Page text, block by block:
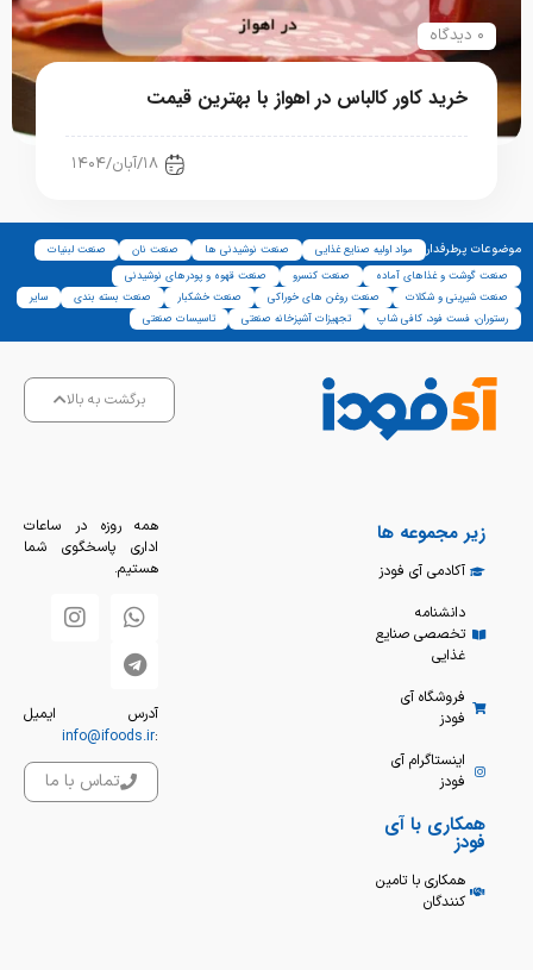
۰ دیدگاه
خرید کاور کالباس در اهواز با بهترین قیمت
۱۸/آبان/۱۴۰۴
موضوعات پرطرفدار مواد اولیه صنایع غذایی صنعت نوشیدنی ها صنعت نان
صنعت لبنیات
صنعت گوشت و غذاهای آماده
صنعت کنسرو
صنعت قهوه و پودرهای نوشیدنی
صنعت شیرینی و شکلات
صنعت روغن های خوراکی صنعت خشکبار صنعت بسته بندی
سایر
رستوران، فست فود، کافی شاپ
تجهیزات آشپزخانه صنعتی تاسیسات صنعتی
برگشت به بالا
زیر مجموعه ها
آکادمی آی فودز
دانشنامه
تخصصی صنایع
غذایی
فروشگاه آی
فودز
اینستاگرام آی
فودز
همکاری با آی
فودز
همکاری با تامین
کنندگان
همه روزه در ساعات
اداری پاسخگوی شما
هستیم.
آدرس ایمیل
:
info@ifoods.ir
تماس با ما